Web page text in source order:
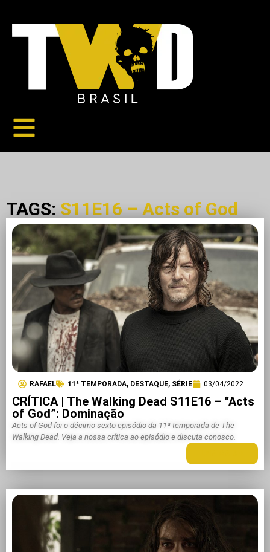
TAGS: S11E16 – Acts of God
RAFAEL 11ª TEMPORADA, DESTAQUE, SÉRIE 03/04/2022
CRÍTICA | The Walking Dead S11E16 – “Acts
of God”: Dominação
Acts of God foi o décimo sexto episódio da 11ª temporada de The
Walking Dead. Veja a nossa crítica ao episódio e discuta conosco.